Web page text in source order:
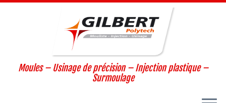
Moules – Usinage de précision – Injection plastique –
Surmoulage